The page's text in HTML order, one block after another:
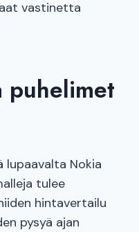
vastinetta
puhelimet
lupaavalta Nokia
tulee
hintavertailu
pysyä ajan